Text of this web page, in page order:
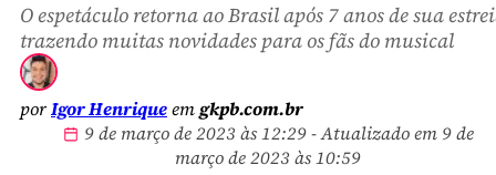
O espetáculo retorna ao Brasil após 7 anos de sua
trazendo muitas novidades para os fãs do musical
porIgor Henriqueemgkpb.com.br
9 de março de 2023 às 12:29 - Atualizado em 9 de
março de 2023 às 10:59